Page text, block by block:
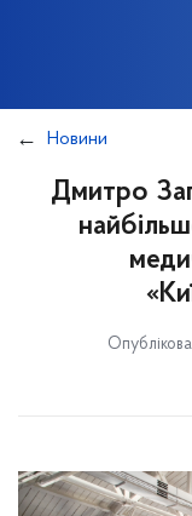
Новини
Дмитро